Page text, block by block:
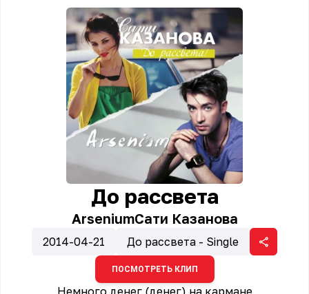
До рассвета
ArseniumСати Казанова
2014-04-21 До рассвета - Single
ПОСМОТРЕТЬ КЛИП
Немного денег (денег) на кармане